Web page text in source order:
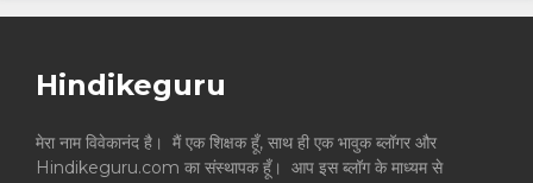
Hindikeguru
मेरा नाम विवेकानंद है। मैं एक शिक्षक हूँ, साथ ही एक भावुक ब्लॉगर और
Hindikeguru.com का संस्थापक हूँ। आप इस ब्लॉग के माध्यम से